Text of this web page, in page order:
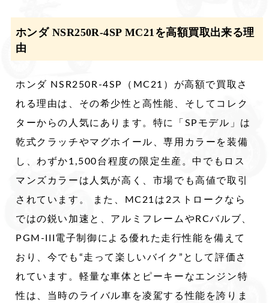
ホンダ NSR250R-4SP MC21を高額買取出来る理
由
ホンダ NSR250R-4SP（MC21）が高額で買取さ
れる理由は、その希少性と高性能、そしてコレク
ターからの人気にあります。特に「SPモデル」は
乾式クラッチやマグホイール、専用カラーを装備
し、わずか1,500台程度の限定生産。中でもロス
マンズカラーは人気が高く、市場でも高値で取引
されています。 また、MC21は2ストロークなら
ではの鋭い加速と、アルミフレームやRCバルブ、
PGM-III電子制御による優れた走行性能を備えて
おり、今でも“走って楽しいバイク”として評価さ
れています。軽量な車体とピーキーなエンジン特
性は、当時のライバル車を凌駕する性能を誇りま